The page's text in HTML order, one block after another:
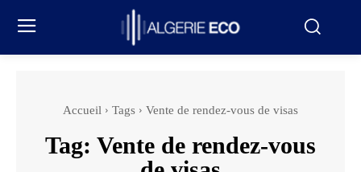
Accueil Tags Vente de rendez-vous de visas
Tag: Vente de rendez-vous